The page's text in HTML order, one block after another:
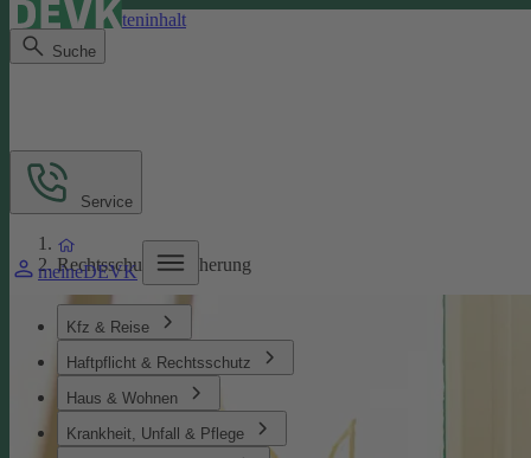
Direkt zum Seiteninhalt
Suche
meineDEVK
Kfz & Reise
Haftpflicht & Rechtsschutz
Haus & Wohnen
Krankheit, Unfall & Pflege
Service
Rechtsschutzversicherung